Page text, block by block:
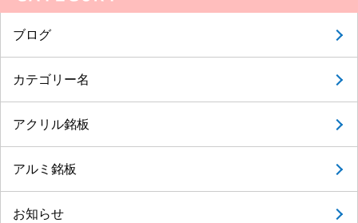
ブログ
カテゴリー名
アクリル銘板
アルミ銘板
お知らせ